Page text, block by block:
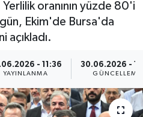
oranının yüzde 80'i
Ekim'de Bursa'da
açıkladı.
- 11:36
YAYINLANMA
30.06.2026 -
GÜNCELLEME